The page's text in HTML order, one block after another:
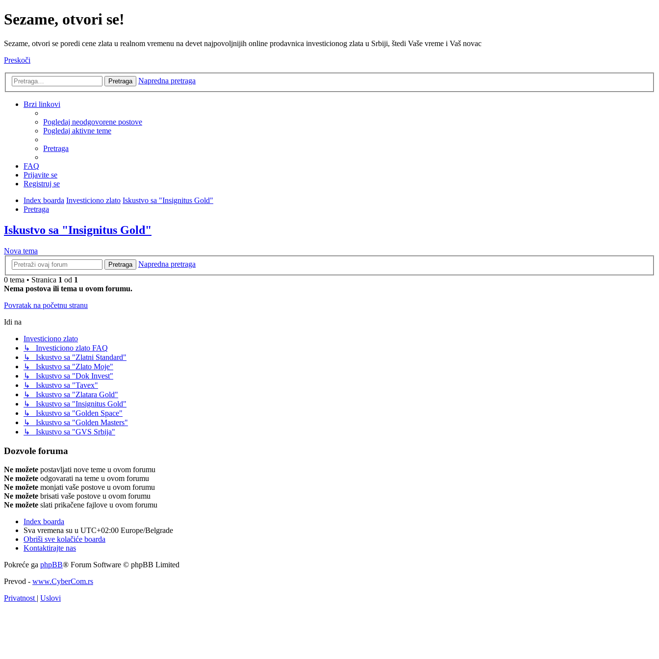
Sezame, otvori se!
Sezame, otvori se poredi cene zlata u realnom vremenu na devet najpovoljnijih online prodavnica investicionog zlata u Srbiji, štedi Vaše vreme i Vaš novac
Preskoči
Pretraga Napredna pretraga
Brzi linkovi
Pogledaj neodgovorene postove
Pogledaj aktivne teme
Pretraga
FAQ
Prijavite se
Registruj se
Index boarda Investiciono zlato Iskustvo sa "Insignitus Gold"
Pretraga
Iskustvo sa "Insignitus Gold"
Nova tema
Pretraga
Napredna pretraga
0 tema • Stranica 1 od 1
Nema postova ili tema u ovom forumu.
Povratak na početnu stranu
Idi na
Investiciono zlato
↳ Investiciono zlato FAQ
↳ Iskustvo sa "Zlatni Standard"
↳ Iskustvo sa "Zlato Moje"
↳ Iskustvo sa "Dok Invest"
↳ Iskustvo sa "Tavex"
↳ Iskustvo sa "Zlatara Gold"
↳ Iskustvo sa "Insignitus Gold"
↳ Iskustvo sa "Golden Space"
↳ Iskustvo sa "Golden Masters"
↳ Iskustvo sa "GVS Srbija"
Dozvole foruma
Ne možete postavljati nove teme u ovom forumu
Ne možete odgovarati na teme u ovom forumu
Ne možete monjati vaše postove u ovom forumu
Ne možete brisati vaše postove u ovom forumu
Ne možete slati prikačene fajlove u ovom forumu
Index boarda
Sva vremena su u UTC+02:00 Europe/Belgrade
Obriši sve kolačiće boarda
Kontaktirajte nas
Pokreće ga phpBB® Forum Software © phpBB Limited
Prevod - www.CyberCom.rs
Privatnost | Uslovi